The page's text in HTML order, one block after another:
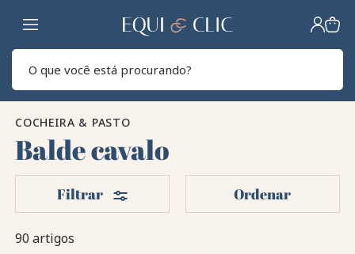
Lar
COCHEIRA & PASTO
Balde cavalo
90 artigos
Filtrar Filters Ordenar